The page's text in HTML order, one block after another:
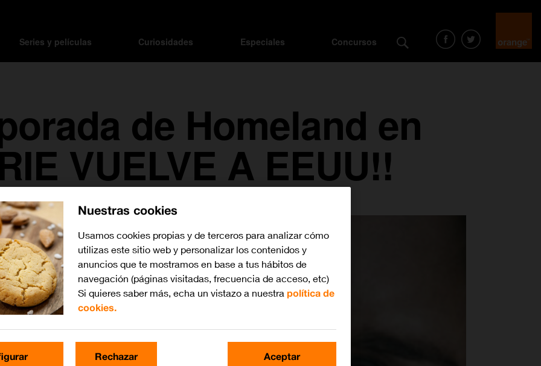
Series y películas Curiosidades Especiales Concursos
de Homeland en
VUELVE A EEUU!!
Nuestras cookies
Usamos cookies propias y de terceros para analizar cómo
utilizas este sitio web y personalizar los contenidos y
anuncios que te mostramos en base a tus hábitos de
navegación (páginas visitadas, frecuencia de acceso, etc)
Si quieres saber más, echa un vistazo a nuestra política de
cookies.
Rechazar Aceptar